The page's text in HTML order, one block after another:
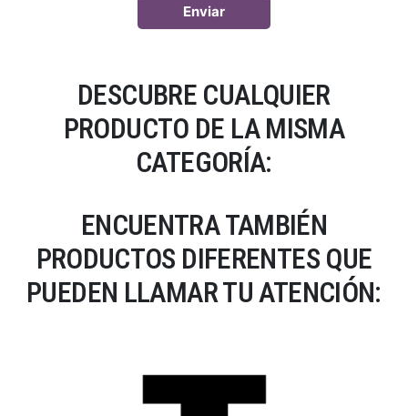
DESCUBRE CUALQUIER
PRODUCTO DE LA MISMA
CATEGORÍA:
ENCUENTRA TAMBIÉN
PRODUCTOS DIFERENTES QUE
PUEDEN LLAMAR TU ATENCIÓN: